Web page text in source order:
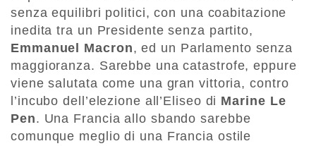
senza equilibri politici, con una coabitazione
inedita tra un Presidente senza partito,
Emmanuel Macron, ed un Parlamento senza
maggioranza. Sarebbe una catastrofe, eppure
viene salutata come una gran vittoria, contro
l’incubo dell’elezione all’Eliseo di Marine Le
Pen. Una Francia allo sbando sarebbe
comunque meglio di una Francia ostile